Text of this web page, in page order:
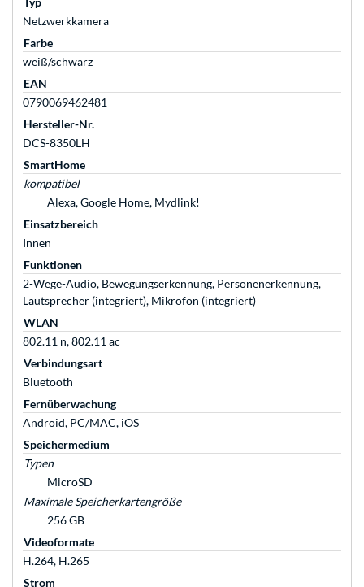
Netzwerkkamera
Farbe
weiß/schwarz
EAN
0790069462481
Hersteller-Nr.
DCS-8350LH
SmartHome
kompatibel
Alexa, Google Home, Mydlink!
Einsatzbereich
Innen
Funktionen
2-Wege-Audio, Bewegungserkennung, Personenerkennung,
Lautsprecher (integriert), Mikrofon (integriert)
WLAN
802.11 n, 802.11 ac
Verbindungsart
Bluetooth
Fernüberwachung
Android, PC/MAC, iOS
Speichermedium
Typen
MicroSD
Maximale Speicherkartengröße
256 GB
Videoformate
H.264, H.265
Strom